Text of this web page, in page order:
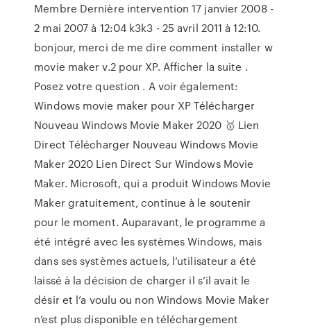
Membre Dernière intervention 17 janvier 2008 -
2 mai 2007 à 12:04 k3k3 - 25 avril 2011 à 12:10.
bonjour, merci de me dire comment installer w
movie maker v.2 pour XP. Afficher la suite .
Posez votre question . A voir également:
Windows movie maker pour XP Télécharger
Nouveau Windows Movie Maker 2020 🥇 Lien
Direct Télécharger Nouveau Windows Movie
Maker 2020 Lien Direct Sur Windows Movie
Maker. Microsoft, qui a produit Windows Movie
Maker gratuitement, continue à le soutenir
pour le moment. Auparavant, le programme a
été intégré avec les systèmes Windows, mais
dans ses systèmes actuels, l’utilisateur a été
laissé à la décision de charger il s’il avait le
désir et l’a voulu ou non Windows Movie Maker
n’est plus disponible en téléchargement